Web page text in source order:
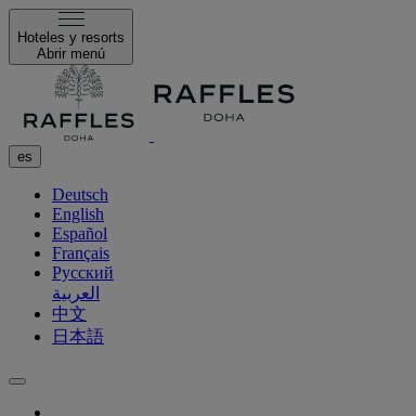
Hoteles y resorts
Abrir menú
es
Deutsch
English
Español
Français
Русский
العربية
中文
日本語